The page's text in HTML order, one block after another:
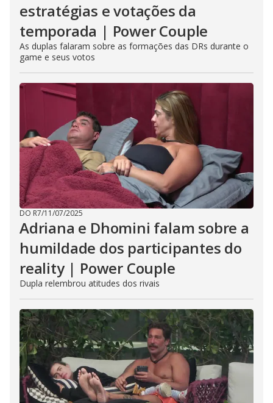
estratégias e votações da
temporada | Power Couple
As duplas falaram sobre as formações das DRs durante o
game e seus votos
DO R7/11/07/2025
Adriana e Dhomini falam sobre a
humildade dos participantes do
reality | Power Couple
Dupla relembrou atitudes dos rivais